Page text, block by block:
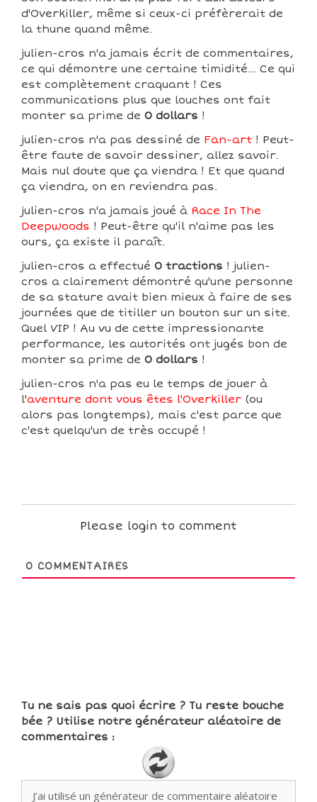
d'Overkiller, même si ceux-ci préfèrerait de
la thune quand même.
julien-cros n'a jamais écrit de commentaires,
ce qui démontre une certaine timidité... Ce qui
est complètement craquant ! Ces
communications plus que louches ont fait
monter sa prime de 0 dollars !
julien-cros n'a pas dessiné de Fan-art ! Peut-
être faute de savoir dessiner, allez savoir.
Mais nul doute que ça viendra ! Et que quand
ça viendra, on en reviendra pas.
julien-cros n'a jamais joué à Race In The
Deepwoods ! Peut-être qu'il n'aime pas les
ours, ça existe il paraît.
julien-cros a effectué 0 tractions ! julien-
cros a clairement démontré qu'une personne
de sa stature avait bien mieux à faire de ses
journées que de titiller un bouton sur un site.
Quel VIP ! Au vu de cette impressionante
performance, les autorités ont jugés bon de
monter sa prime de 0 dollars !
julien-cros n'a pas eu le temps de jouer à
l'aventure dont vous êtes l'Overkiller (ou
alors pas longtemps), mais c'est parce que
c'est quelqu'un de très occupé !
Please login to comment
0 COMMENTAIRES
Tu ne sais pas quoi écrire ? Tu reste bouche
bée ? Utilise notre générateur aléatoire de
commentaires :